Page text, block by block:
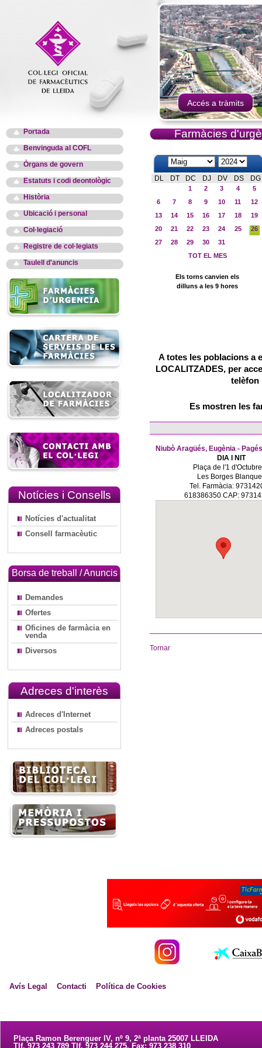
Accés a tràmits
Portada
Benvinguda al COFL
Òrgans de govern
Estatuts i codi deontològic
Història
Ubicació i personal
Col·legiació
Registre de col·legiats
Taulell d'anuncis
Notícies i Consells
Notícies d'actualitat
Consell farmacèutic
Borsa de treball / Anuncis
Demandes
Ofertes
Oficines de farmàcia en
venda
Diversos
Adreces d'interès
Adreces d'Internet
Adreces postals
Farmàcies
DL DT DC DJ DV DS DG
1 2 3 4
5
6
7 8 9 10 11
12
13
14 15 16 17 18
19
20
21 22 23 24 25
26
27
28 29 30
31
TOT EL MES
Els torns canvien els
dilluns a les 9 hores
A totes les poblacions a
LOCALITZADES, per
telèfon
Es mostren les
Niubò Aragüés, Eugènia -
DIA I NIT
Plaça de l'1
Les Borges
Tel. Farmàcia:
618386350 CAP:
Tornar
Avís Legal Contacti Política de Cookies
Plaça Ramon Berenguer IV, nº 9, 2ª planta 25007 LLEIDA
Tlf. 973 243 789 Tlf. 973 244 275. Fax: 973 238 310